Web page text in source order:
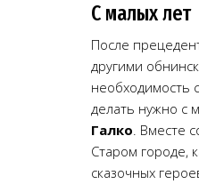
С малых лет
После
другими
необходимость
делать нужно с
Галко. Вместе
Старом городе,
сказочных